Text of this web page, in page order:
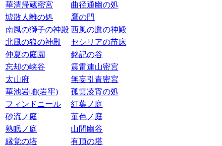
華清帰蔵密宮
曲径通幽の処
墟散人離の処
鷹の門
南風の獅子の神殿 西風の鷹の神殿
北風の狼の神殿
セシリアの苗床
仲夏の庭園
銘記の谷
忘却の峡谷
震雷連山密宮
太山府
無妄引責密宮
華池岩岫(岩牢)
孤雲凌宵の処
フィンドニール
紅葉ノ庭
砂流ノ庭
菫色ノ庭
熟眠ノ庭
山間幽谷
縁覚の塔
有頂の塔